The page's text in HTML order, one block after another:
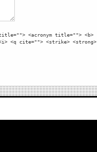
<acronym title=""> <b>
<q cite=""> <strike> <strong>